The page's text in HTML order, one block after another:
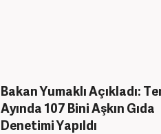
Bakan Yumaklı Açıkladı:
Ayında 107 Bini Aşkın Gıda
Denetimi Yapıldı